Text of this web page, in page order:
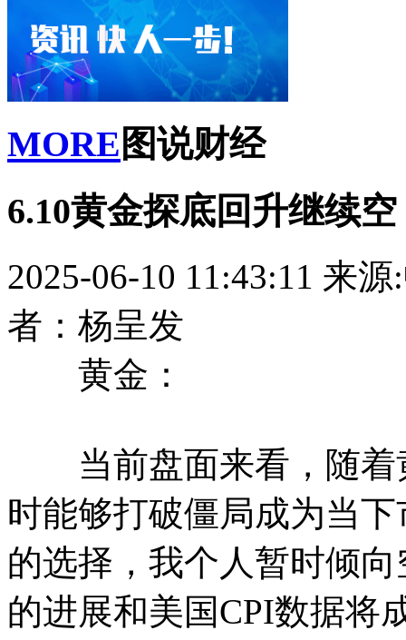
MORE 图说财经
6.10黄金探底回升继续
2025-06-10 11:43:11 来源
者：杨呈发
黄金：
当前盘面来看，随着
时能够打破僵局成为当
的选择，我个人暂时倾
的进展和美国CPI数据将